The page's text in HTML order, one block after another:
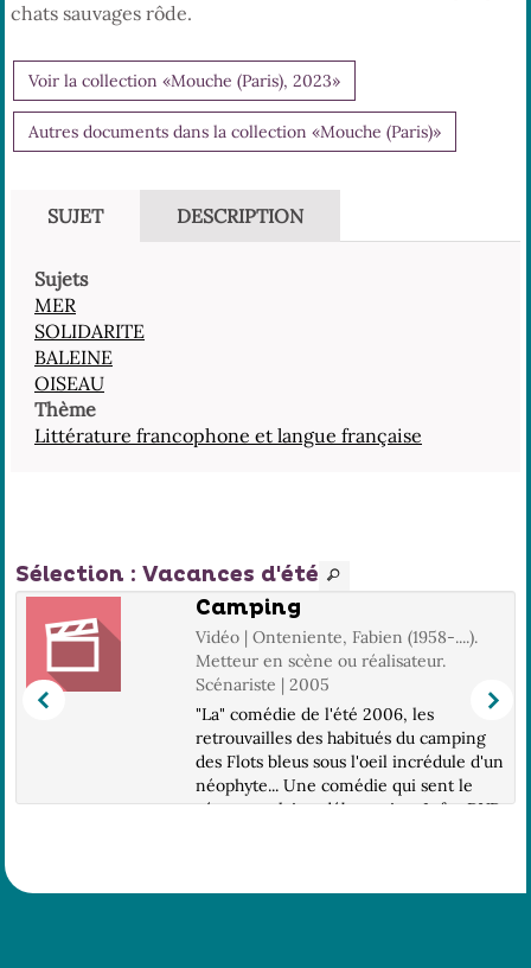
chats sauvages rôde.
Voir la collection «Mouche (Paris), 2023»
Autres documents dans la collection «Mouche (Paris)»
SUJET DESCRIPTION
Sujets
MER
SOLIDARITE
BALEINE
OISEAU
Thème
Littérature francophone et langue française
Sélection : Vacances d'été
Camping
Vidéo | Onteniente, Fabien (1958-....).
Metteur en scène ou réalisateur.
Scénariste | 2005
"La" comédie de l'été 2006, les
retrouvailles des habitués du camping
des Flots bleus sous l'oeil incrédule d'un
néophyte... Une comédie qui sent le
vécu, populaire, débonnaire.. Infos DVD